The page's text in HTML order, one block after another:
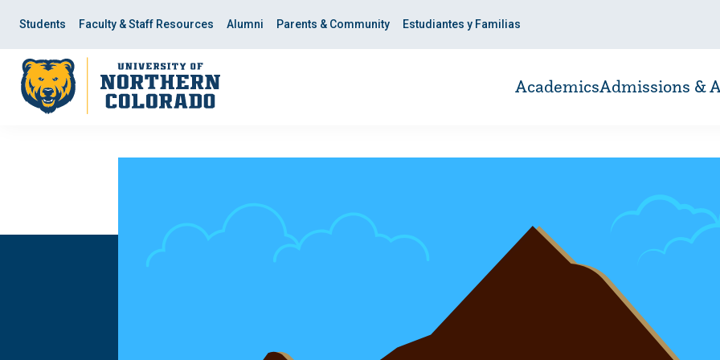
site
navigation
content
Students Faculty & Staff Resources Alumni Parents & Community Estudiantes y Familias
AcademicsAdmissions &